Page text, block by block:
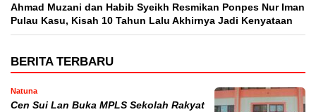
Ahmad Muzani dan Habib Syeikh Resmikan Ponpes Nur Iman
Pulau Kasu, Kisah 10 Tahun Lalu Akhirnya Jadi Kenyataan
BERITA TERBARU
Natuna
Cen Sui Lan Buka MPLS Sekolah Rakyat